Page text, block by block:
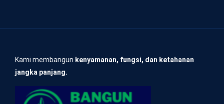
Kami membangun kenyamanan, fungsi, dan ketahanan
jangka panjang.